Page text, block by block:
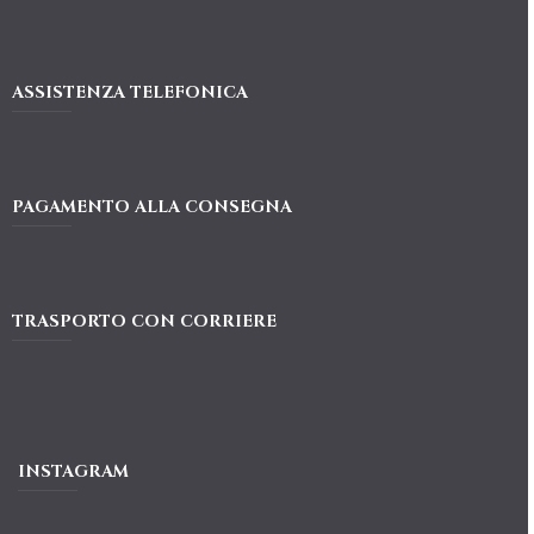
ASSISTENZA TELEFONICA
PAGAMENTO ALLA CONSEGNA
TRASPORTO CON CORRIERE
INSTAGRAM